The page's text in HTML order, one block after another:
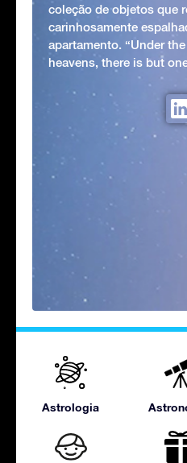
coleção de objetos que
carinhosamente
apartamento. “Under
heavens, there is but
Astrologia